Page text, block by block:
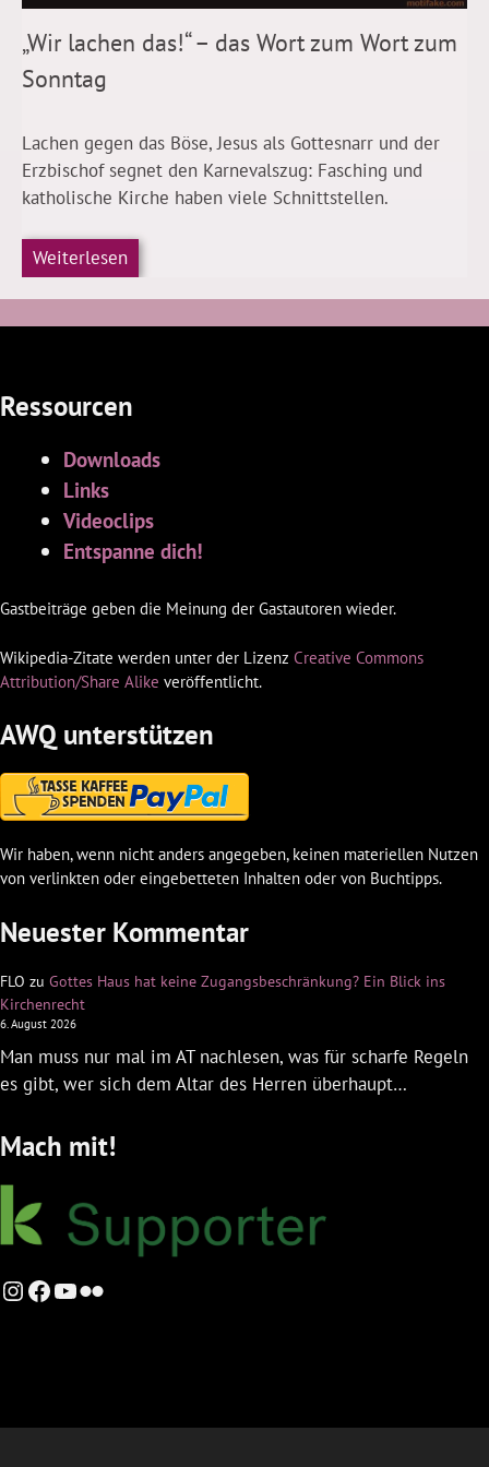
„Wir lachen das!“ – das Wort zum Wort zum
Sonntag
Lachen gegen das Böse, Jesus als Gottesnarr und der
Erzbischof segnet den Karnevalszug: Fasching und
katholische Kirche haben viele Schnittstellen.
Weiterlesen
Ressourcen
Downloads
Links
Videoclips
Entspanne dich!
Gastbeiträge geben die Meinung der Gastautoren wieder.
Wikipedia-Zitate werden unter der Lizenz Creative Commons
Attribution/Share Alike veröffentlicht.
AWQ unterstützen
Wir haben, wenn nicht anders angegeben, keinen materiellen Nutzen
von verlinkten oder eingebetteten Inhalten oder von Buchtipps.
Neuester Kommentar
FLO zu Gottes Haus hat keine Zugangsbeschränkung? Ein Blick ins
Kirchenrecht
6. August 2026
Man muss nur mal im AT nachlesen, was für scharfe Regeln
es gibt, wer sich dem Altar des Herren überhaupt…
Mach mit!
Instagram
Facebook
YouTube
Flickr